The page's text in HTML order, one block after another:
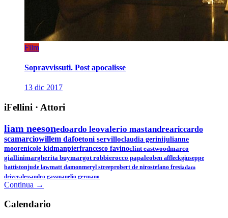
Film
Sopravvissuti. Post apocalisse
13 dic 2017
iFellini · Attori
liam neesonedoardo leovalerio mastandreariccardo
scamarciowillem dafoetoni servilloclaudia gerinijulianne
moorenicole kidmanpierfrancesco favinoclint eastwoodmarco
giallinimargherita buymargot robbierocco papaleoben affleckgiuseppe
battistonjude lawmatt damonmeryl streeprobert de nirostefano fresiadam
driveralessandro gassmanelio germano
Continua →
Calendario